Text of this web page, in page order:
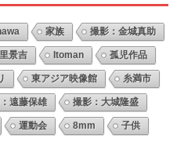
家族 撮影：金城真助
景吉 Itoman 孤児作品
東アジア映像館 糸満市
遠藤保雄 撮影：大城隆盛
運動会 8mm 子供